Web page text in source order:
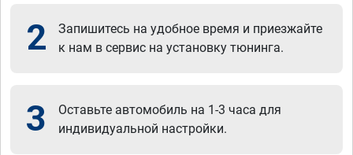
2
Запишитесь на удобное время и приезжайте
к нам в сервис на установку тюнинга.
3
Оставьте автомобиль на 1-3 часа для
индивидуальной настройки.